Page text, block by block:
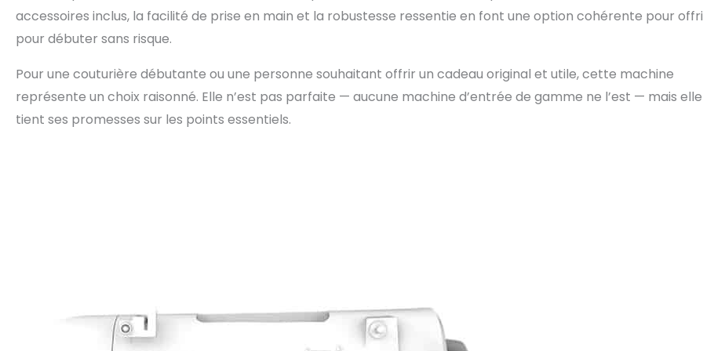
accessoires inclus, la facilité de prise en main et la robustesse ressentie en font une option cohérente pour
pour débuter sans risque.
Pour une couturière débutante ou une personne souhaitant offrir un cadeau original et utile, cette machine
représente un choix raisonné. Elle n’est pas parfaite — aucune machine d’entrée de gamme ne l’est — mais elle
tient ses promesses sur les points essentiels.